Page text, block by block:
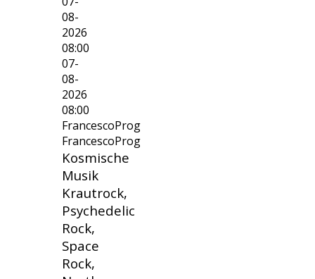
08-
2026
08:00
07-
08-
2026
08:00
FrancescoProg
FrancescoProg
Kosmische
Musik
Krautrock,
Psychedelic
Rock,
Space
Rock,